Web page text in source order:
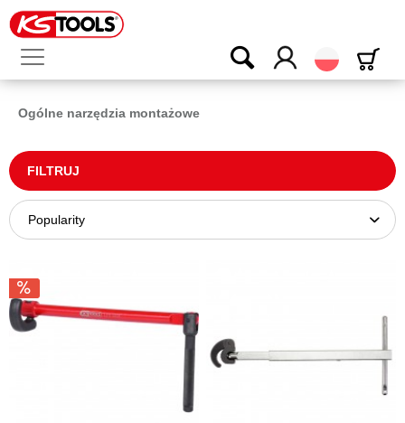
Polski
Ogólne narzędzia montażowe
FILTRUJ